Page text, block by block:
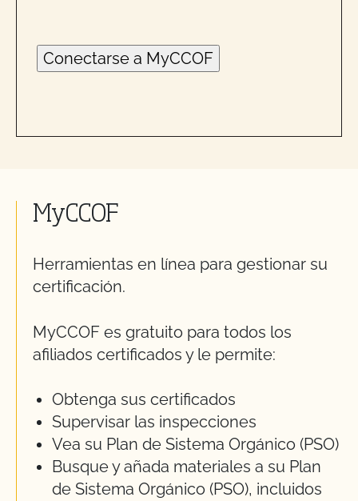
MyCCOF
Herramientas en línea para gestionar su
certificación.
MyCCOF es gratuito para todos los
afiliados certificados y le permite:
Obtenga sus certificados
Supervisar las inspecciones
Vea su Plan de Sistema Orgánico (PSO)
Busque y añada materiales a su Plan
de Sistema Orgánico (PSO), incluidos